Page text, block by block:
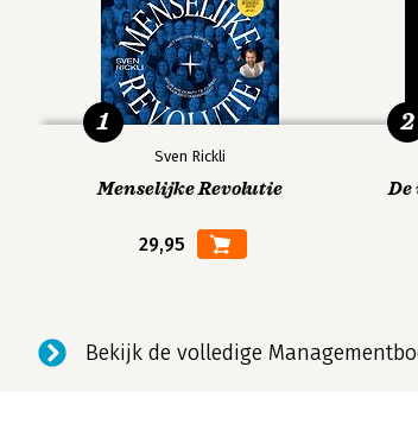
Sven Rickli
Menselijke Revolutie
29,95
1
De
2
Bekijk de volledige